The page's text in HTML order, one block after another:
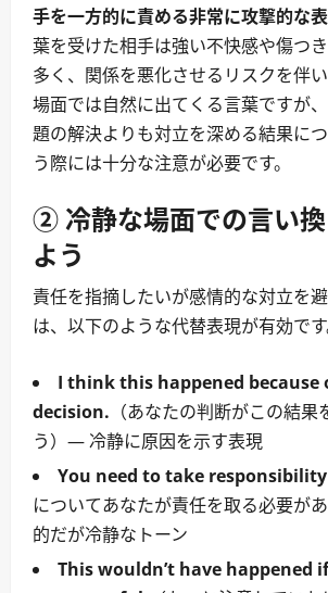
手を一方的に責める非常に攻撃的な表
葉を受けた相手は強い不快感や傷つ
多く、関係を悪化させるリスクを伴
場面では自然に出てくる言葉ですが
題の解決よりも対立を深める結果に
う際には十分な注意が必要です。
② 冷静な場面での言い
よう
責任を指摘したいが感情的な対立を
は、以下のような代替表現が有効です
I think this happened because
decision. （あなたの判断がこの結果
う）― 冷静に原因を示す表現
You need to take
についてあなたが責任を取る必要が
的だが冷静なトーン
This wouldn’t have happened